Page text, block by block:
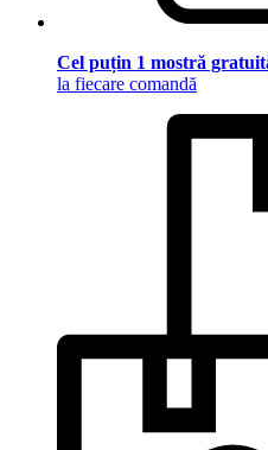
Cel puțin 1 mostră
la fiecare comandă